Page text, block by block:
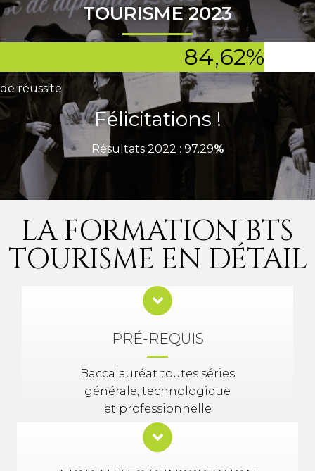
TOURISME 2023
84,62%
de réussite
Félicitations !
Résultats 2022 : 97.29%
LA FORMATION BTS
TOURISME EN DÉTAIL
PRÉ-REQUIS
Baccalauréat toutes séries
générale, technologique
et professionnelle